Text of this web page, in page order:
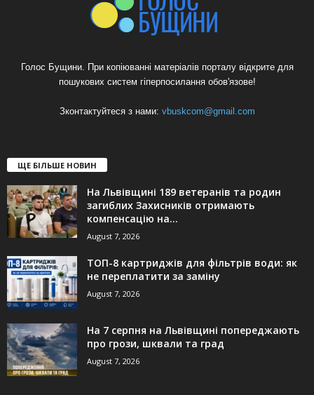
Голос Бущини. При копіюванні матеріалів порталу відкрите для
пошукових систем гіперпосилання обов'язове!
Зконтактуйтеся з нами: vbuskcom@gmail.com
ЩЕ БІЛЬШЕ НОВИН
На Львівщині 189 ветеранів та родин
загиблих Захисників отримають
компенсацію на...
August 7, 2026
ТОП-8 картриджів для фільтрів води: як
не переплатити за заміну
August 7, 2026
На 7 серпня на Львівщині попереджають
про грози, шквали та град
August 7, 2026